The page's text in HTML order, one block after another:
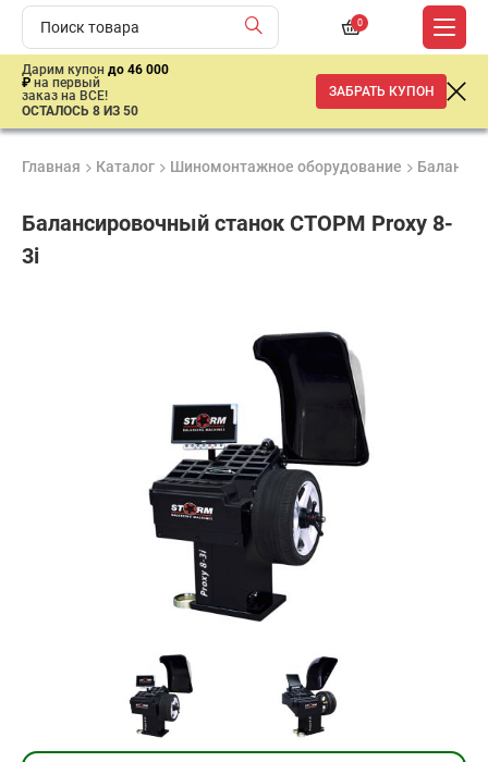
0
Дарим купон до 46 000
₽ на первый
заказ на ВСЕ!
ОСТАЛОСЬ 8 ИЗ 50
ЗАБРАТЬ КУПОН
Главная Каталог Шиномонтажное оборудование
Балансировочный станок СТОРМ Proxy 8-
3i
от 2 дней
оплаты
Добавить в корзину